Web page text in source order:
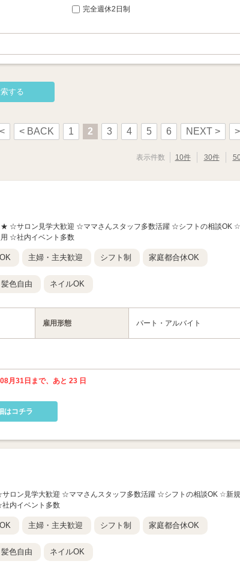
完全週休2日制
< BACK 1 2 3 4 5 6 NEXT >
表示件数 10件 30件
★ ☆サロン見学大歓迎 ☆ママさんスタッフ多数活躍 ☆シフトの相談OK ☆
☆社内イベント多数
主婦・主夫歓迎 シフト制 家庭都合休OK
色自由 ネイルOK
雇用形態 パート・アルバイト
月31日まで、あと 23 日
はコチラ
ロン見学大歓迎 ☆ママさんスタッフ多数活躍 ☆シフトの相談OK ☆新規
内イベント多数
主婦・主夫歓迎 シフト制 家庭都合休OK
色自由 ネイルOK